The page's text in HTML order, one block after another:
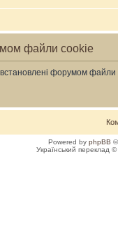
файли cookie
встановлені форумом
Powered by phpBB
Український переклад